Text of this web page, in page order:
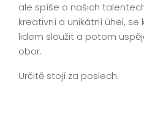
ale spíše o našich
kreativní a unikátní úhel,
lidem sloužit a potom
obor.
Určitě stojí za poslech.